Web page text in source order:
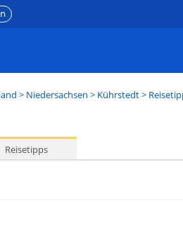
> Niedersachsen > Kührstedt>
Reisetipps